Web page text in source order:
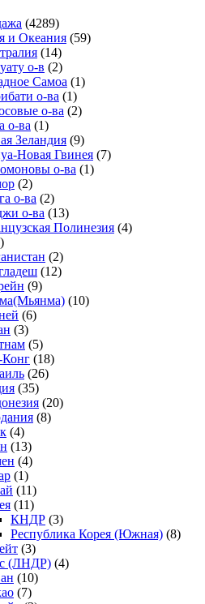
(4289)
и Океания (59)
(14)
о-в (2)
Самоа (1)
о-ва (1)
о-ва (2)
о-ва (1)
Зеландия (9)
Новая Гвинея (7)
о-ва (1)
(2)
о-ва (2)
о-ва (13)
Полинезия (4)
(2)
(12)
(9)
(10)
(6)
(3)
(5)
Конг (18)
(26)
(35)
(20)
(8)
(4)
(13)
(4)
(1)
(11)
(11)
КНДР (3)
Республика Корея (Южная) (8)
(3)
(ЛНДР) (4)
(10)
(7)